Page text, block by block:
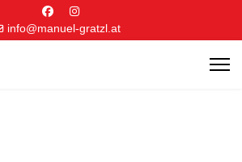
info@manuel-gratzl.at